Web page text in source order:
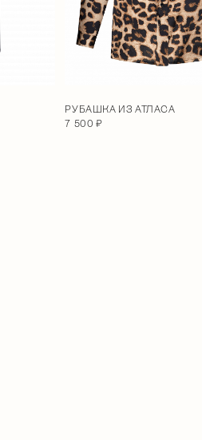
РУБАШКА ИЗ АТЛАСА
7 500 ₽